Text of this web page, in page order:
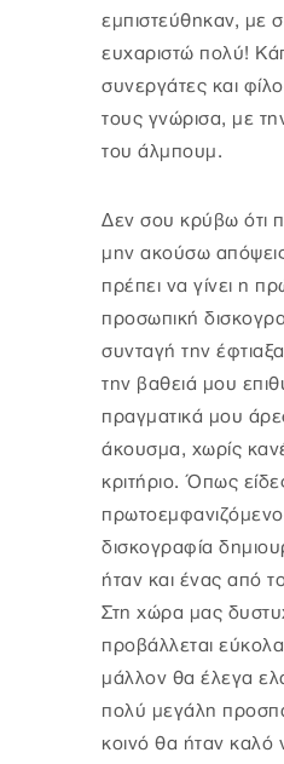
εμπιστεύθηκαν, με
ευχαριστώ πολύ!
συνεργάτες και
τους γνώρισα, με
του άλμπουμ.
Δεν σου κρύβω ότι
μην ακούσω
πρέπει να γίνει η
προσωπική
συνταγή την
την βαθειά μου
πραγματικά μου
άκουσμα, χωρίς
κριτήριο. Όπως
δισκογραφία
ήταν και ένας από
Στη χώρα μας
προβάλλεται
μάλλον θα έλεγα
πολύ μεγάλη
κοινό θα ήταν